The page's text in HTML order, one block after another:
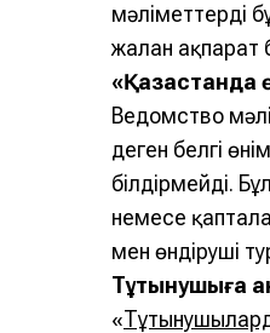
мәліметтерді
жалған
«Қазақстанда
Ведомство
деген белгі
білдірмейді.
немесе
мен өндіруші
Тұтынушыға
«